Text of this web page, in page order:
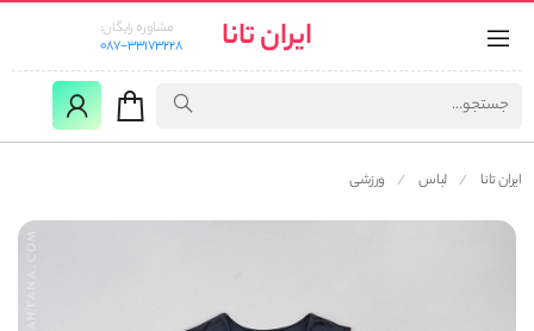
ایران تانا
مشاوره رایگان:
087-33173228
ایران تانا لباس ورزشی